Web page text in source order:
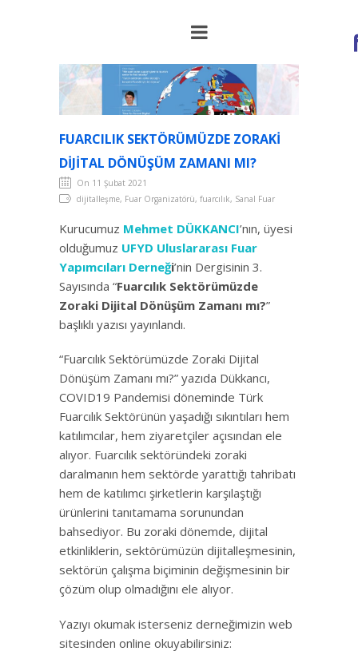
FUARCILIK SEKTÖRÜMÜZDE ZORAKI
DIJITAL DÖNÜŞÜM ZAMANI MI?
On 11 Şubat 2021
dijitalleşme, Fuar Organizatörü, fuarcılık, Sanal Fuar
Kurucumuz Mehmet DÜKKANCI’nın, üyesi
olduğumuz UFYD Uluslararası Fuar
Yapımcıları Derneği’nin Dergisinin 3.
Sayısında “Fuarcılık Sektörümüzde
Zoraki Dijital Dönüşüm Zamanı mı?”
başlıklı yazısı yayınlandı.
“Fuarcılık Sektörümüzde Zoraki Dijital
Dönüşüm Zamanı mı?” yazıda Dükkancı,
COVID19 Pandemisi döneminde Türk
Fuarcılık Sektörünün yaşadığı sıkıntıları hem
katılımcılar, hem ziyaretçiler açısından ele
alıyor. Fuarcılık sektöründeki zoraki
daralmanın hem sektörde yarattığı tahribatı
hem de katılımcı şirketlerin karşılaştığı
ürünlerini tanıtamama sorunundan
bahsediyor. Bu zoraki dönemde, dijital
etkinliklerin, sektörümüzün dijitalleşmesinin,
sektörün çalışma biçiminin değişmesinin bir
çözüm olup olmadığını ele alıyor.
Yazıyı okumak isterseniz derneğimizin web
sitesinden online okuyabilirsiniz: